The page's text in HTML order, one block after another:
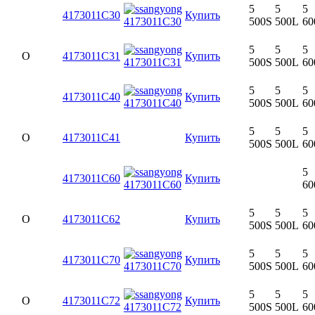
4173011C30 Купить
5
500S
5
500L
5
O 4173011C31 Купить
5
500S
5
500L
5
4173011C40 Купить
5
500S
5
500L
5
O 4173011C41 Купить
5
500S
5
500L
5
4173011C60 Купить
5
O 4173011C62 Купить
5
500S
5
500L
5
4173011C70 Купить
5
500S
5
500L
5
O 4173011C72 Купить
5
500S
5
500L
5